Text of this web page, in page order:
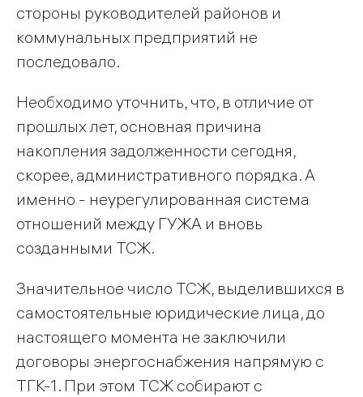
стороны руководителей районов и
коммунальных предприятий не
последовало.
Необходимо уточнить, что, в отличие от
прошлых лет, основная причина
накопления задолженности сегодня,
скорее, административного порядка. А
именно - неурегулированная система
отношений между ГУЖА и вновь
созданными ТСЖ.
Значительное число ТСЖ, выделившихся в
самостоятельные юридические лица, до
настоящего момента не заключили
договоры энергоснабжения напрямую с
ТГК-1. При этом ТСЖ собирают с